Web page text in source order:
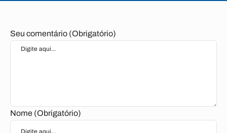
Seu comentário (Obrigatório)
Nome (Obrigatório)